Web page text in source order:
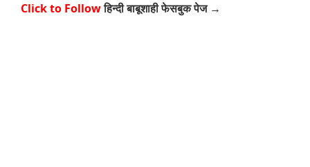
हिन्दी बाबूशाही फेसबुक पेज →